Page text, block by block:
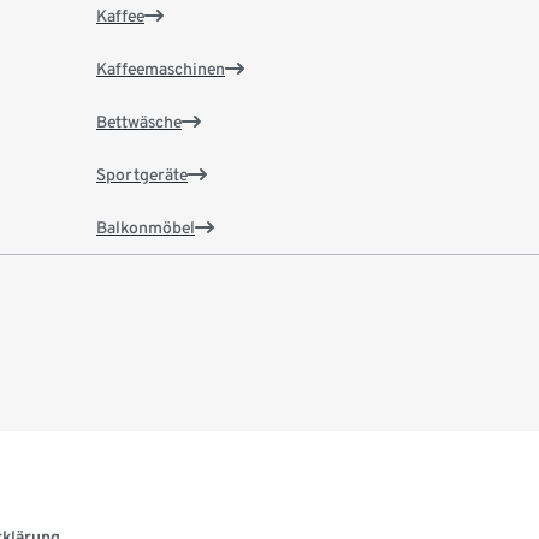
Kaffee
Kaffeemaschinen
Bettwäsche
Sportgeräte
Balkonmöbel